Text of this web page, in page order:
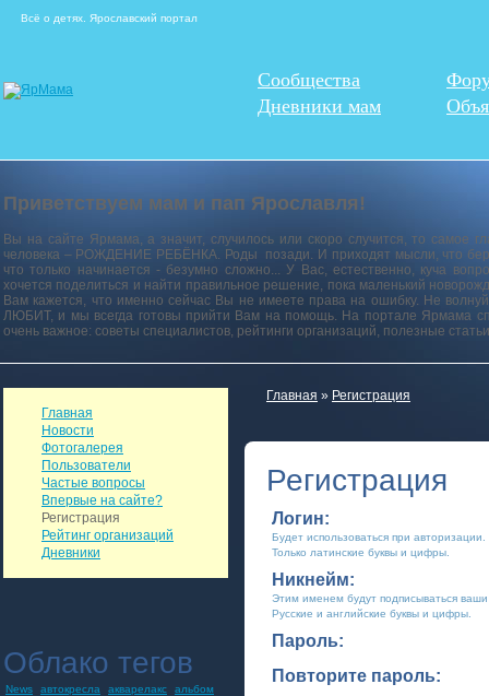
Всё о детях. Ярославский портал
Сообщества
Дневники мам
Приветствуем мам и пап Ярославля!
Вы на сайте Ярмама, а значит, случилось или скоро случится, то самое
человека – РОЖДЕНИЕ РЕБЁНКА. Роды позади. И приходят мысли, что
что только начинается - безумно сложно... У Вас, естественно, куча
хочется поделиться и найти правильное решение, пока маленький
Вам кажется, что именно сейчас Вы не имеете права на ошибку. Не
ЛЮБИТ, и мы всегда готовы прийти Вам на помощь. На портале Ярмама
очень важное: советы специалистов, рейтинги организаций, полезные
Главная
Новости
Фотогалерея
Пользователи
Частые вопросы
Впервые на сайте?
Регистрация
Рейтинг организаций
Дневники
Облако тегов
News автокресла акварелакс
альбом
Главная » Регистрация
Регистрация
Логин:
Будет использоваться при авторизации.
Только латинские буквы и цифры.
Никнейм:
Этим именем будут подписываться
Русские и английские буквы и цифры.
Пароль:
Повторите пароль: